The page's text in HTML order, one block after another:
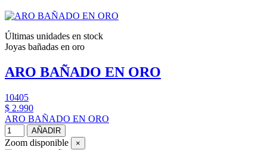
Últimas unidades en stock
Joyas bañadas en oro
ARO BAÑADO EN ORO
10405
$ 2.990
ARO BAÑADO EN ORO
AÑADIR
Zoom disponible ×